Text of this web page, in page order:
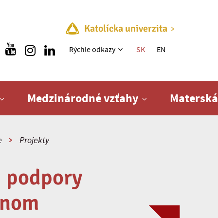
Katolícka univerzita
Rýchle menu
Rýchle odkazy SK EN
Medzinárodné vzťahy
Projekty